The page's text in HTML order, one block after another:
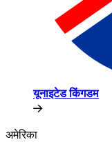
यूनाइटेड किंगडम​​
अमेरिका​​